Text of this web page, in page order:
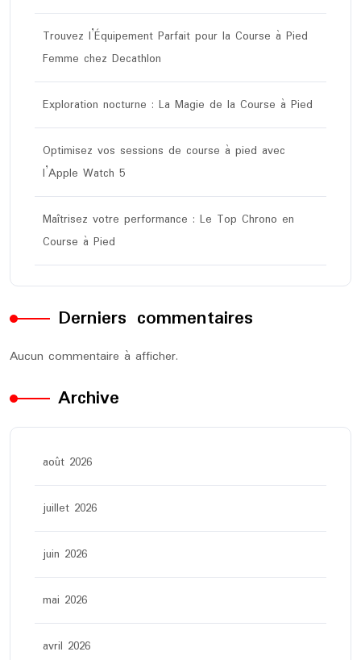
Trouvez l’Équipement Parfait pour la Course à Pied
Femme chez Decathlon
Exploration nocturne : La Magie de la Course à Pied
Optimisez vos sessions de course à pied avec
l’Apple Watch 5
Maîtrisez votre performance : Le Top Chrono en
Course à Pied
Derniers commentaires
Aucun commentaire à afficher.
Archive
août 2026
juillet 2026
juin 2026
mai 2026
avril 2026